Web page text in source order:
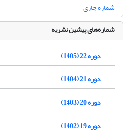
شماره جاری
شماره‌های پیشین نشریه
دوره 22 (1405)
دوره 21 (1404)
دوره 20 (1403)
دوره 19 (1402)